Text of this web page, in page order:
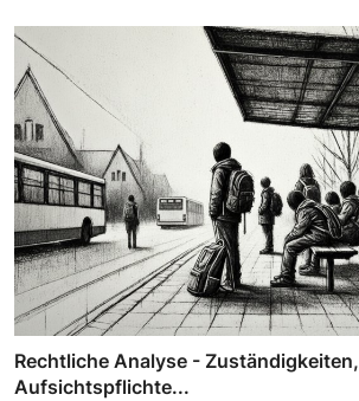
Rechtliche Analyse - Zuständigkeiten,
Aufsichtspflichte...